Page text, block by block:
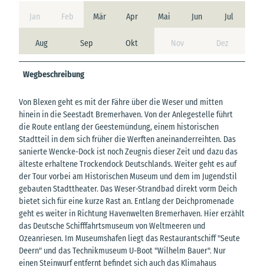
Jan Feb Mär Apr Mai Jun Jul
Aug Sep Okt Nov Dez
Wegbeschreibung
Von Blexen geht es mit der Fähre über die Weser und mitten
hinein in die Seestadt Bremerhaven. Von der Anlegestelle führt
die Route entlang der Geestemündung, einem historischen
Stadtteil in dem sich früher die Werften aneinanderreihten. Das
sanierte Wencke-Dock ist noch Zeugnis dieser Zeit und dazu das
älteste erhaltene Trockendock Deutschlands. Weiter geht es auf
der Tour vorbei am Historischen Museum und dem im Jugendstil
gebauten Stadttheater. Das Weser-Strandbad direkt vorm Deich
bietet sich für eine kurze Rast an. Entlang der Deichpromenade
geht es weiter in Richtung Havenwelten Bremerhaven. Hier erzählt
das Deutsche Schifffahrtsmuseum von Weltmeeren und
Ozeanriesen. Im Museumshafen liegt das Restaurantschiff "Seute
Deern" und das Technikmuseum U-Boot "Wilhelm Bauer". Nur
einen Steinwurf entfernt befindet sich auch das Klimahaus